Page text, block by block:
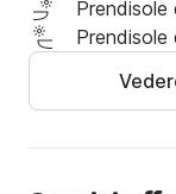
Addebiti
Skipper 80
Carburante!
Se hai
Prendisole
Prendisole